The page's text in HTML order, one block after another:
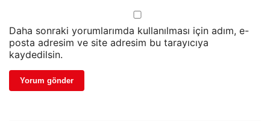
Daha sonraki yorumlarımda kullanılması için adım, e-
posta adresim ve site adresim bu tarayıcıya
kaydedilsin.